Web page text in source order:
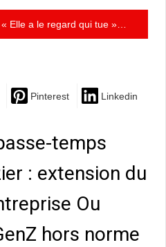
Elle a le regard qui tue »…
Pinterest Linkedin
temps
: extension du
Ou
hors norme